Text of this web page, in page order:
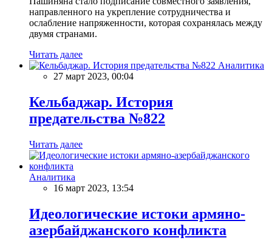
направленного на укрепление сотрудничества и
ослабление напряженности, которая сохранялась между
двумя странами.
Читать далее
Аналитика
27 март 2023, 00:04
Кельбаджар. История
предательства №822
Читать далее
Аналитика
16 март 2023, 13:54
Идеологические истоки армяно-
азербайджанского конфликта